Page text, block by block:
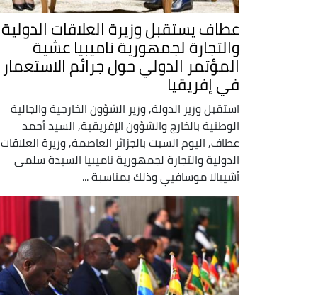
عطاف يستقبل وزيرة العلاقات الدولية
والتجارة لجمهورية ناميبيا عشية
المؤتمر الدولي حول جرائم الاستعمار
في إفريقيا
استقبل وزير الدولة, وزير الشؤون الخارجية والجالية
الوطنية بالخارج والشؤون الإفريقية, السيد أحمد
عطاف, اليوم السبت بالجزائر العاصمة, وزيرة العلاقات
الدولية والتجارة لجمهورية ناميبيا السيدة سلمى
أشيبالا موسافيي وذلك بمناسبة ...